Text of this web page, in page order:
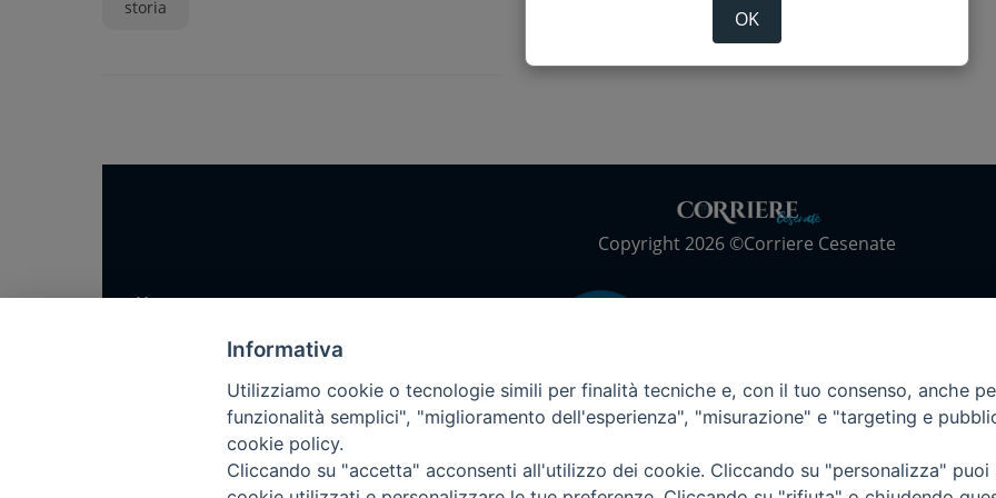
storia
Copyright 2026 ©Corriere Cesenate
Home
Come abbonarsi
OK
Informativa
Utilizziamo cookie o tecnologie simili per finalità tecniche e, con il tuo consenso, anche
funzionalità semplici", "miglioramento dell'esperienza", "misurazione" e "targeting e
cookie policy.
Cliccando su "accetta" acconsenti all'utilizzo dei cookie. Cliccando su "personalizza"